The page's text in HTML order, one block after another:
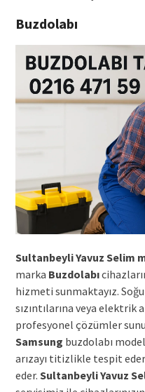
Buzdolabı
Sultanbeyli Yavuz Selim
marka Buzdolabı
hizmeti sunmaktayız.
sızıntılarına veya elektrik
profesyonel çözümler
Samsung buzdolabı
arızayı titizlikle tespit
eder. Sultanbeyli Yavuz